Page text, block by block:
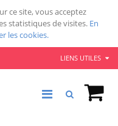
ce site, vous acceptez
statistiques de visites. En
les cookies.
LIENS UTILES